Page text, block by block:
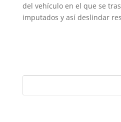
del vehículo en el que se
imputados y así deslindar